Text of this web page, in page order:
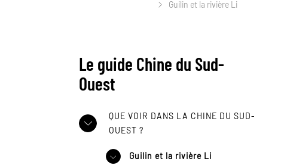
Guilin et la rivière Li
Le guide Chine du Sud-
Ouest
QUE VOIR DANS LA CHINE DU SUD-
OUEST ?
Guilin et la rivière Li